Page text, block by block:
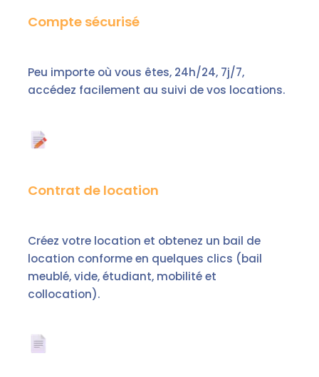
Compte sécurisé
Peu importe où vous êtes, 24h/24, 7j/7,
accédez facilement au suivi de vos locations.
Contrat de location
Créez votre location et obtenez un bail de
location conforme en quelques clics (bail
meublé, vide, étudiant, mobilité et
collocation).